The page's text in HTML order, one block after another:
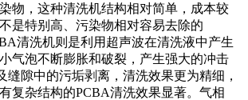
物，这种清洗机结构相对简单，成本较
是特别高、污染物相对容易去除的
清洗机则是利用超声波在清洗液中产生
气泡不断膨胀和破裂，产生强大的冲击
缝隙中的污垢剥离，清洗效果更为精细，
复杂结构的PCBA清洗效果显著。气相